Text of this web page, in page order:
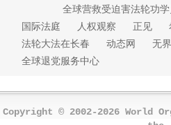
全球营救受迫害法轮功
国际法庭
人权观察 正见
法轮大法在长春
动态网 无
全球退党服务中心
Copyright © 2002-2026 World